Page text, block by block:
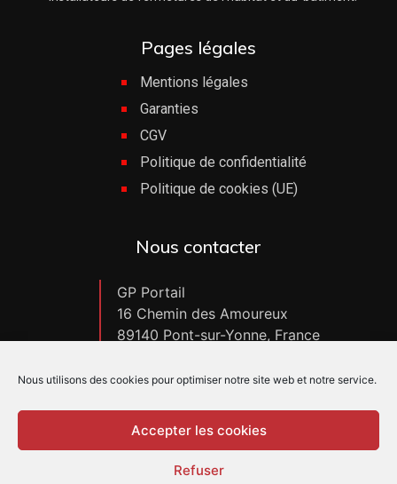
Nous utilisons des cookies pour optimiser notre site web et notre service.
Accepter les cookies
Refuser
Pages légales
Mentions légales
Garanties
CGV
Politique de confidentialité
Politique de cookies (UE)
Nous contacter
GP Portail
16 Chemin des Amoureux
89140 Pont-sur-Yonne, France
Nous contacter par e-mail
Copyright GP Portail – Tous droits réservés